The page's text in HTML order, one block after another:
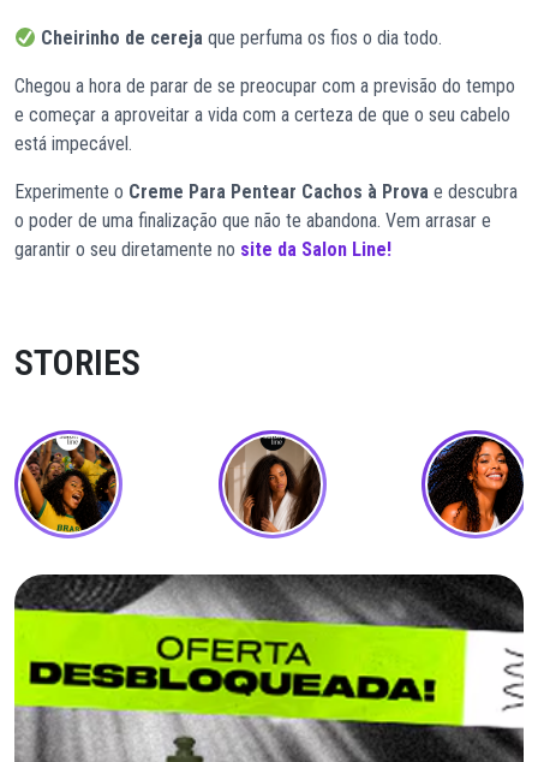
Cheirinho de cereja que perfuma os fios o dia todo.
Chegou a hora de parar de se preocupar com a previsão do tempo
e começar a aproveitar a vida com a certeza de que o seu cabelo
está impecável.
Experimente o Creme Para Pentear Cachos à Prova e descubra
o poder de uma finalização que não te abandona. Vem arrasar e
garantir o seu diretamente no site da Salon Line!
STORIES